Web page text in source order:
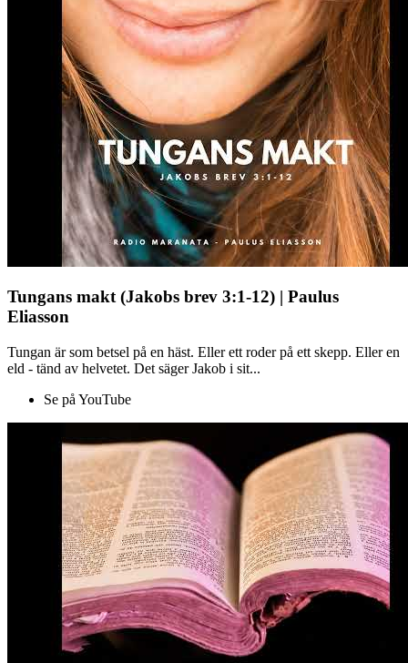
Tungans makt (Jakobs brev 3:1-12) | Paulus
Eliasson
Tungan är som betsel på en häst. Eller ett roder på ett skepp. Eller en
eld - tänd av helvetet. Det säger Jakob i sit...
Se på YouTube